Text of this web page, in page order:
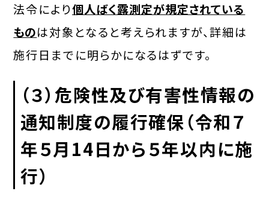
法令により個人ばく露測定が規定されている
ものは対象となると考えられますが、詳細は
施行日までに明らかになるはずです。
（３）危険性及び有害性情報の
通知制度の履行確保（令和７
年５月14日から５年以内に施
行）